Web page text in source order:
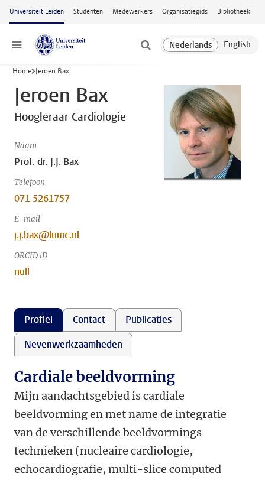
Ga naar hoofdinhoud
Universiteit Leiden Studenten Medewerkers Organisatiegids Bibliotheek
Menu
Home Jeroen Bax
Jeroen Bax
Hoogleraar Cardiologie
Naam
Prof. dr. J.J. Bax
Telefoon
071 5261757
E-mail
j.j.bax@lumc.nl
ORCID iD
null
Profiel Contact
Publicaties
Nevenwerkzaamheden
Cardiale beeldvorming
Mijn aandachtsgebied is cardiale
beeldvorming en met name de integratie
van de verschillende beeldvormings
technieken (nucleaire cardiologie,
echocardiografie, multi-slice computed